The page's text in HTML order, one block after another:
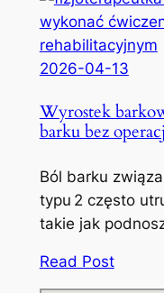
2026-04-13
Wyrostek
barku bez
Ból barku
typu 2 często
takie jak
Read Post